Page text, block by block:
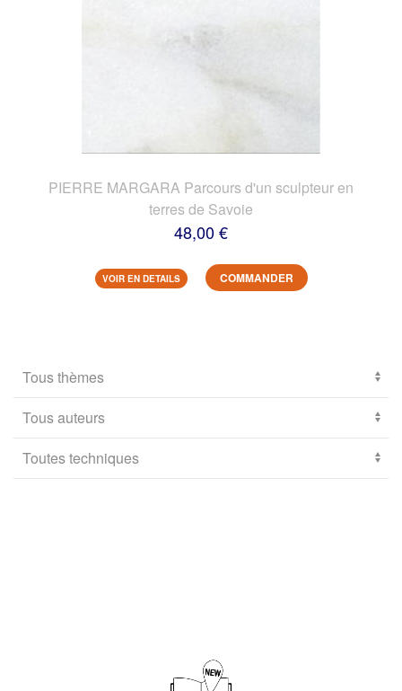
PIERRE MARGARA Parcours d'un sculpteur en
terres de Savoie
48,00 €
VOIR EN DETAILS COMMANDER